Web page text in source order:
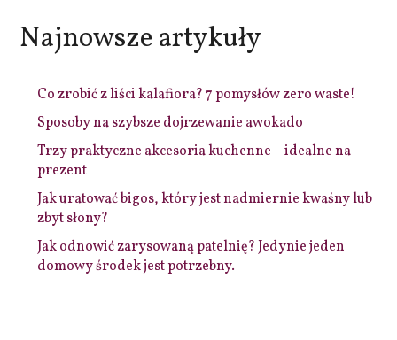
Najnowsze artykuły
Co zrobić z liści kalafiora? 7 pomysłów zero waste!
Sposoby na szybsze dojrzewanie awokado
Trzy praktyczne akcesoria kuchenne – idealne na
prezent
Jak uratować bigos, który jest nadmiernie kwaśny lub
zbyt słony?
Jak odnowić zarysowaną patelnię? Jedynie jeden
domowy środek jest potrzebny.